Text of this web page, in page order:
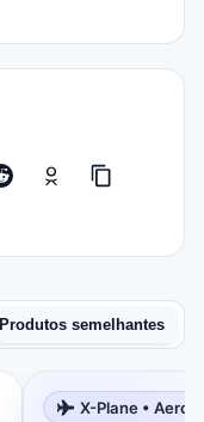
Produtos semelhantes
X-Plane •